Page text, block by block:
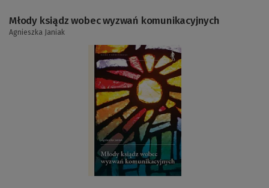
(Link
do
Młody ksiądz wobec wyzwań komunikacyjnych
Agnieszka Janiak